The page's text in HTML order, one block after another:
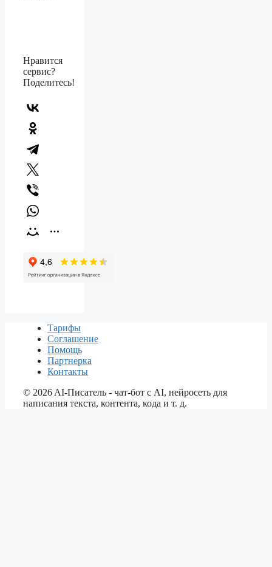
Нравится
сервис?
Поделитесь!
Тарифы
Соглашение
Помощь
Партнерка
Контакты
© 2026 AI-Писатель - чат-бот с AI, нейросеть для
написания текста, контента, кода и т. д.